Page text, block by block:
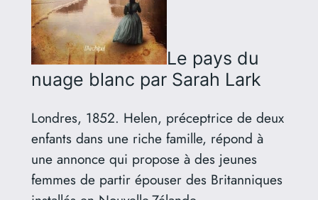
Le pays du
nuage blanc par Sarah Lark
Londres, 1852. Helen, préceptrice de deux
enfants dans une riche famille, répond à
une annonce qui propose à des jeunes
femmes de partir épouser des Britanniques